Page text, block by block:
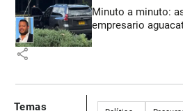
Minuto a minuto:
empresario
share
Temas